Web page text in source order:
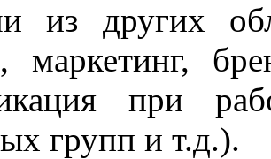
из других
маркетинг,
при
групп и т.д.).